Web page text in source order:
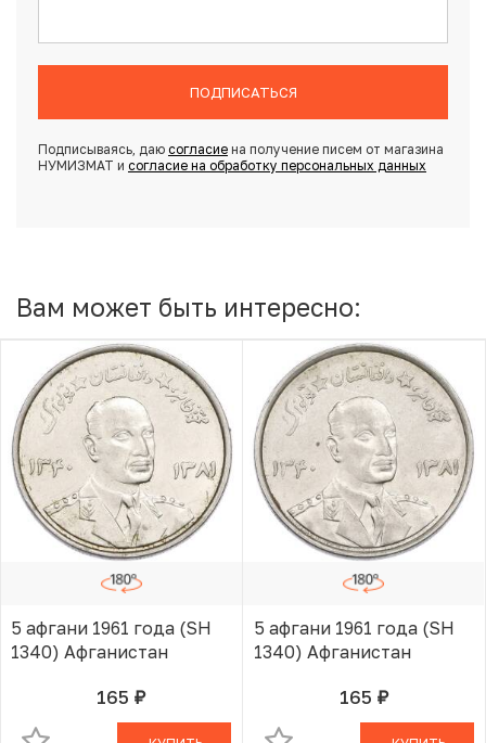
ПОДПИСАТЬСЯ
Подписываясь, даю согласиена получение писем от магазина
НУМИЗМАТ и согласие на обработку персональных данных
Вам может быть интересно:
5 афгани 1961 года (SH
1340) Афганистан
165 руб.В КОРЗИНЕ
5 афгани 1961 года (SH
1340) Афганистан
165 руб.В КОРЗИНЕ